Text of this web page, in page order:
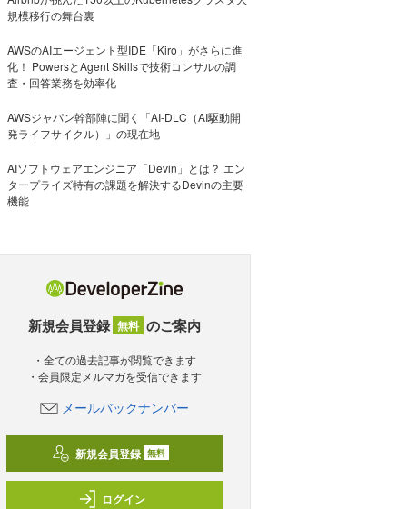
規模移行の舞台裏
AWSのAIエージェント型IDE「Kiro」がさらに進
化！ PowersとAgent Skillsで技術コンサルの調
査・回答業務を効率化
AWSジャパン幹部陣に聞く「AI-DLC（AI駆動開
発ライフサイクル）」の現在地
AIソフトウェアエンジニア「Devin」とは？ エン
タープライズ特有の課題を解決するDevinの主要
機能
新規会員登録 無料 のご案内
・全ての過去記事が閲覧できます
・会員限定メルマガを受信できます
メールバックナンバー
新規会員登録 無料
ログイン